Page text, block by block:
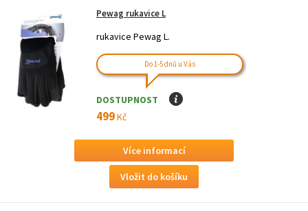
Pewag rukavice L
rukavice Pewag L.
Do 1-5 dnů u Vás
DOSTUPNOST I
499Kč
Více informací